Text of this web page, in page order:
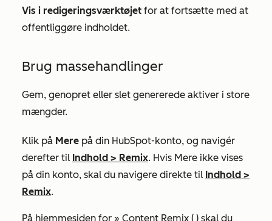
Vis i redigeringsværktøjet for at fortsætte med at
offentliggøre indholdet.
Brug massehandlinger
Gem, genopret eller slet genererede aktiver i store
mængder.
Klik på Mere på din HubSpot-konto, og navigér
derefter til Indhold > Remix. Hvis Mere ikke vises
på din konto, skal du navigere direkte til Indhold >
Remix.
På hjemmesiden for » Content Remix ( ) skal du